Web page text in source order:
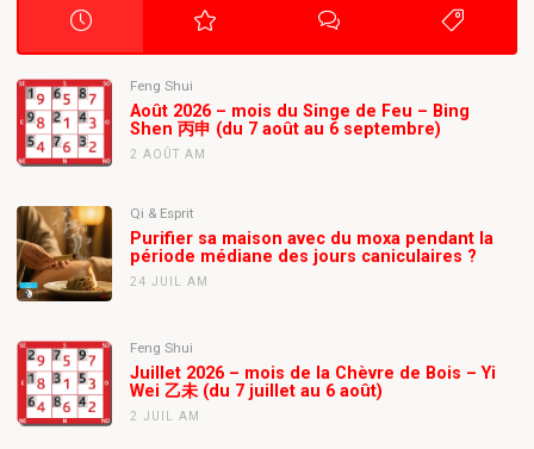
Feng Shui
Août 2026 – mois du Singe de Feu – Bing
Shen 丙申 (du 7 août au 6 septembre)
2 AOÛT AM
Qi & Esprit
Purifier sa maison avec du moxa pendant la
période médiane des jours caniculaires ?
24 JUIL AM
Feng Shui
Juillet 2026 – mois de la Chèvre de Bois – Yi
Wei 乙未 (du 7 juillet au 6 août)
2 JUIL AM